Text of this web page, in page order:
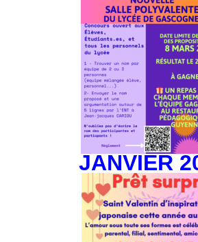
JANVIER